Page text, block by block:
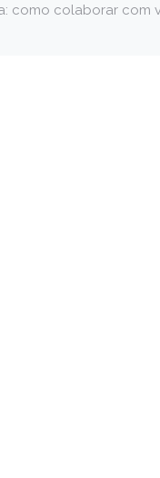
como colaborar com